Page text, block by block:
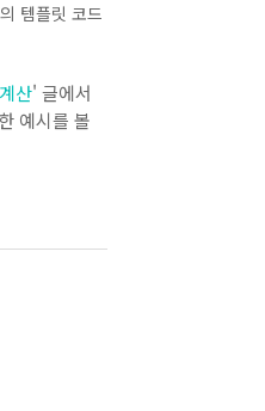
템플릿 코드
산' 글에서
예시를 볼